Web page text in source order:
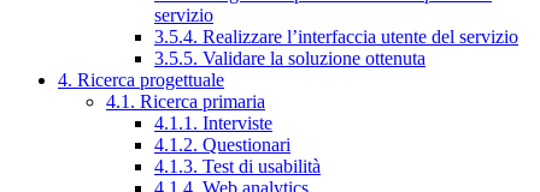
servizio
3.5.4. Realizzare l’interfaccia utente del servizio
3.5.5. Validare la soluzione ottenuta
4. Ricerca progettuale
4.1. Ricerca primaria
4.1.1. Interviste
4.1.2. Questionari
4.1.3. Test di usabilità
4.1.4. Web analytics